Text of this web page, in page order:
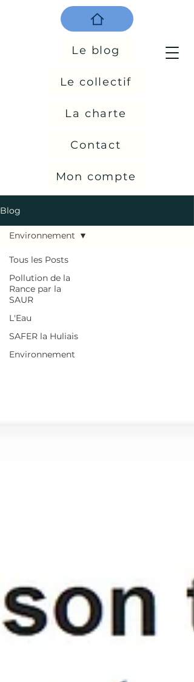
Le blog
Le collectif
La charte
Mon compte
Contact
Blog
Tous les Posts
Pollution de la
Rance par la
SAUR
L'Eau
SAFER la Huliais
Environnement
Environnement